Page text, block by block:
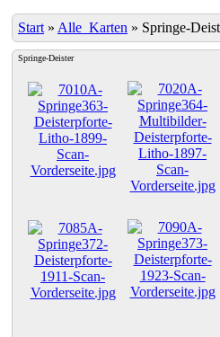
Start» Alle_Karten » Springe-
Springe-Deister